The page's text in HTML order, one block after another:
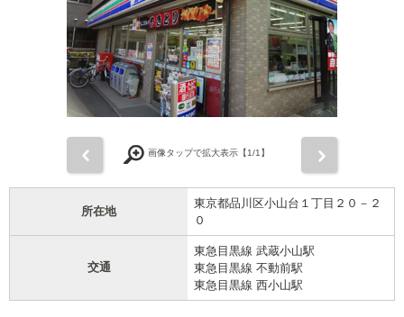
画像タップで拡大表示【1/1】
所在地
東京都品川区小山台１丁目２０－２
０
交通
東急目黒線 武蔵小山駅
東急目黒線 不動前駅
東急目黒線 西小山駅